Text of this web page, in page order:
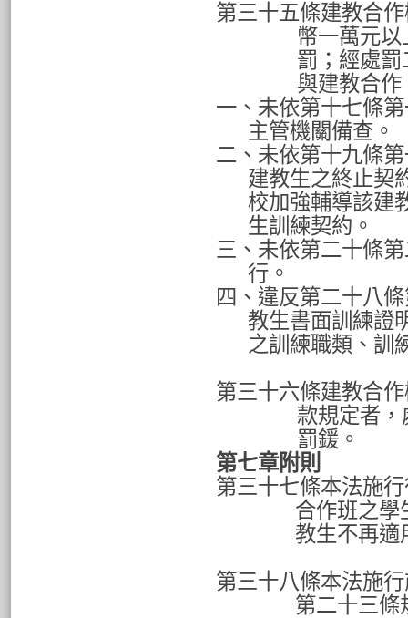
第三十五條建教合
幣一萬元
罰；經處
與建教合
一、未依第十七條
主管機關備查。
二、未依第十九條
建教生之終止契
校加強輔導該建
生訓練契約。
三、未依第二十條
行。
四、違反第二十八
教生書面訓練證
之訓練職類、訓
第三十六條建教合
款規定者
罰鍰。
第七章附則
第三十七條本法施
合作班之學
教生不再適
第三十八條本法施
第二十三條